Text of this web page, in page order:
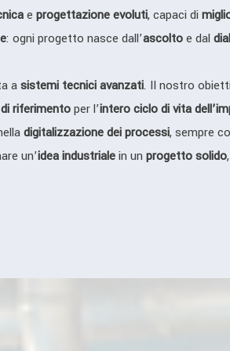
e progettazione evoluti, capaci di
: ogni progetto nasce dall’ascoltoe dal
asistemi tecnici avanzati. Il nostro
riferimentoper l’intero ciclo di vita
digitalizzazione dei processi, sempre
un’idea industrialein un progetto solido,